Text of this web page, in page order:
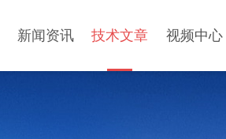
新闻资讯 技术文章 视频中心